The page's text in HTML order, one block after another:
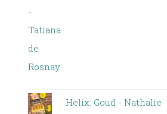
Helix: Goud - Nathalie